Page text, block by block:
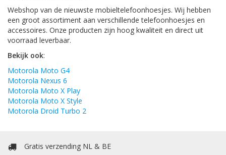
Webshop van de nieuwste mobieltelefoonhoesjes. Wij hebben
een groot assortiment aan verschillende telefoonhoesjes en
accessoires. Onze producten zijn hoog kwaliteit en direct uit
voorraad leverbaar.
Bekijk ook:
Motorola Moto G4
Motorola Nexus 6
Motorola Moto X Play
Motorola Moto X Style
Motorola Droid Turbo 2
Gratis verzending NL & BE